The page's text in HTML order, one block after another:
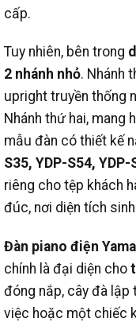
cấp.
Tuy nhiên, bên trong
2 nhánh nhỏ. Nhánh
upright truyền thống
Nhánh thứ hai, mang
mẫu đàn có thiết kế
S35, YDP-S54, YDP-
riêng cho tệp khách
đúc, nơi diện tích
Đàn piano điện
chính là đại diện cho
đóng nắp, cây đà lập
việc hoặc một chiếc